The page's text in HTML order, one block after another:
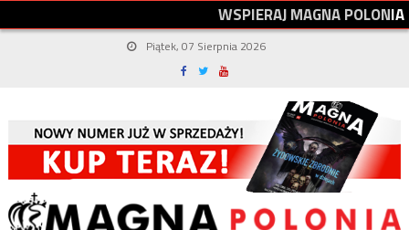
WSPIERAJMAGNAPOLONIA
Piątek, 07 Sierpnia 2026